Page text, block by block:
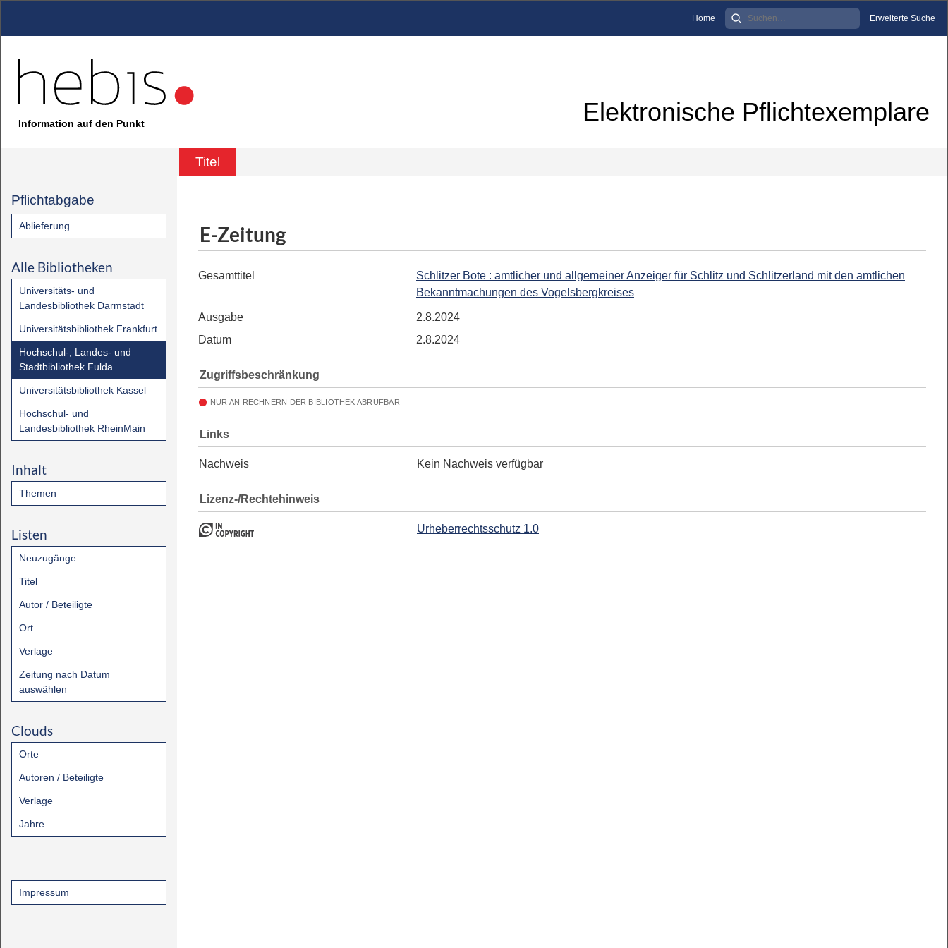
Home Erweiterte Suche
Information auf den Punkt Elektronische Pflichtexemplare
Titel
Pflichtabgabe
Ablieferung
Alle Bibliotheken
Universitäts- und
Landesbibliothek Darmstadt
Universitätsbibliothek Frankfurt
Hochschul-, Landes- und
Stadtbibliothek Fulda
Universitätsbibliothek Kassel
Hochschul- und
Landesbibliothek RheinMain
Inhalt
Themen
Listen
Neuzugänge
Titel
Autor / Beteiligte
Ort
Verlage
Zeitung nach Datum
auswählen
Clouds
Orte
Autoren / Beteiligte
Verlage
Jahre
Impressum
E-Zeitung
Gesamttitel
Schlitzer Bote : amtlicher und allgemeiner Anzeiger für Schlitz und Schlitzerland mit den amtlichen
Bekanntmachungen des Vogelsbergkreises
Ausgabe
2.8.2024
Datum
2.8.2024
Zugriffsbeschränkung
NUR AN RECHNERN DER BIBLIOTHEK ABRUFBAR
Links
Nachweis Kein Nachweis verfügbar
Lizenz-/Rechtehinweis
Urheberrechtsschutz 1.0